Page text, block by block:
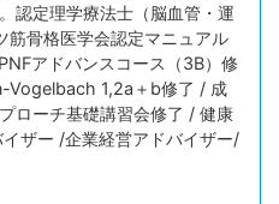
認定理学療法士（脳血管・運
筋骨格医学会認定マニュアル
アドバンスコース（3B）修
Vogelbach 1,2a＋b修了 / 成
ローチ基礎講習会修了 / 健康
ザー /企業経営アドバイザー/